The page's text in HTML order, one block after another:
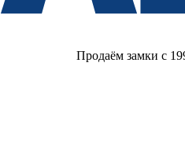
Продаём замки с